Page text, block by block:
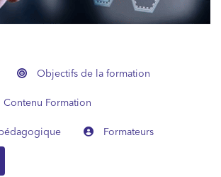
Objectifs de la formation
Formation
Formateurs